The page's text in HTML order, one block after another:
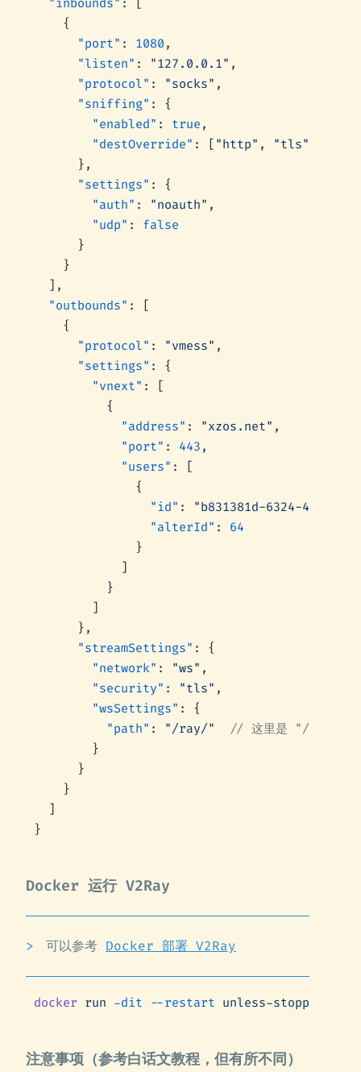
    {
      "port"
: 1080 ,
      "listen"
: "127.0.0.1" ,
      "protocol"
: "socks" ,
      "sniffing"
: {
        "enabled"
: true ,
        "destOverride"
: [ "http" , "tls"
      },
      "settings"
: {
        "auth"
: "noauth" ,
        "udp"
: false
      }
    }
  ],
  "outbounds"
: [
    {
      "protocol"
: "vmess" ,
      "settings"
: {
        "vnext"
: [
          {
            "address"
: "xzos.net" ,
            "port"
: 443 ,
            "users"
: [
              {
                "id"
: "b831381d-6324-4d53-
                "alterId"
: 64
              }
            ]
          }
        ]
      },
      "streamSettings"
: {
        "network"
: "ws" ,
        "security"
: "tls" ,
        "wsSettings"
: {
          "path"
: "/ray/"
  // 这里是 "/ray/"
        }
      }
    }
  ]
}
Docker 运行 V2Ray
可以参考 Docker 部署 V2Ray
docker run -dit --restart unless-stopped
注意事项（参考白话文教程，但有所不同）